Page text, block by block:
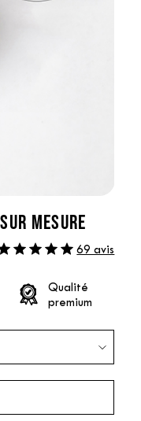
MESURE
69 avis
Qualité
premium